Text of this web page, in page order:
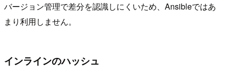
バージョン管理で差分を認識しにくいため、Ansibleではあ
まり利用しません。
インラインのハッシュ